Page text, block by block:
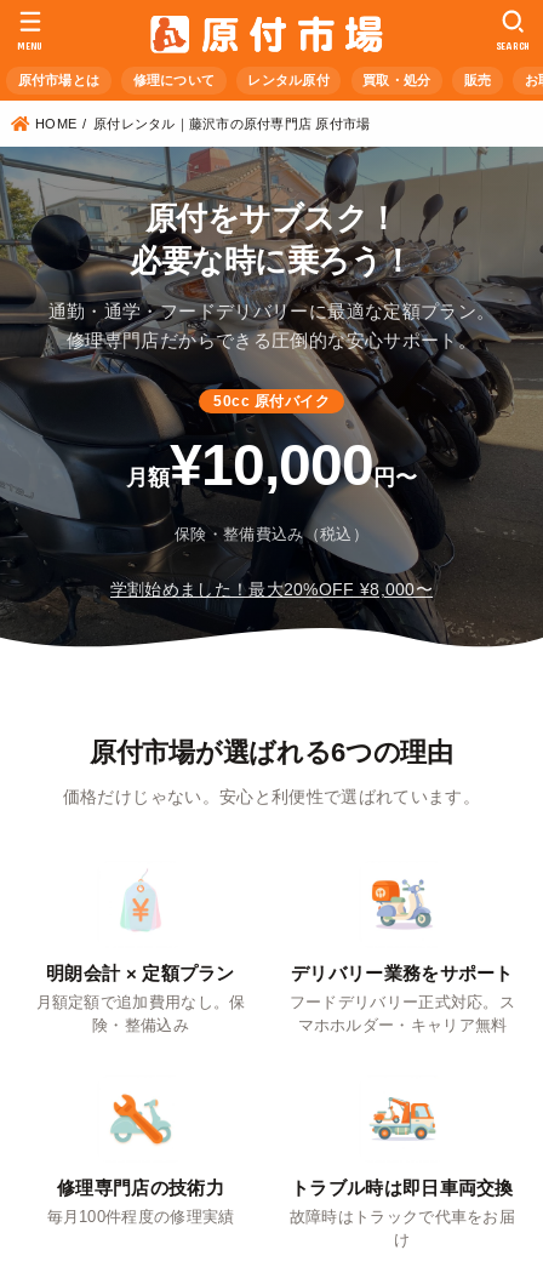
原付市場とは 修理について レンタル原付 買取・処分 販売 お
SEARCH
MENU
HOME 原付レンタル｜藤沢市の原付専門店 原付市場
原付をサブスク！
必要な時に乗ろう！
通勤・通学・フードデリバリーに最適な定額プラン。
修理専門店だからできる圧倒的な安心サポート。
50cc 原付バイク
月額¥10,000円〜
保険・整備費込み（税込）
学割始めました！最大20%OFF ¥8,000〜
原付市場が選ばれる6つの理由
価格だけじゃない。安心と利便性で選ばれています。
明朗会計 × 定額プラン
月額定額で追加費用なし。保
険・整備込み
デリバリー業務をサポート
フードデリバリー正式対応。ス
マホホルダー・キャリア無料
修理専門店の技術力
毎月100件程度の修理実績
トラブル時は即日車両交換
故障時はトラックで代車をお届
け